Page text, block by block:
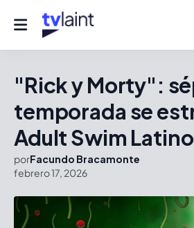
"Rick y Morty":
temporada se
Adult Swim
porFacundo Bracamonte
febrero 17, 2026